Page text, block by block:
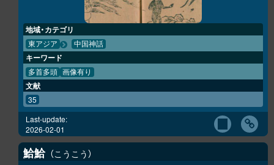
地域・カテゴリ
東アジア 中国神話
キーワード
多首多頭 画像有り
文献
35
Last-update:
2026-02-01
鮯鮯 こうこう